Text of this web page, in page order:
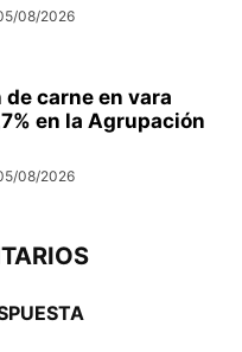
08/2026
carne en vara
en la Agrupación
08/2026